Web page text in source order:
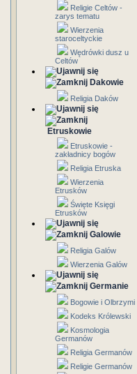
Religie Celtów -
zarys tematu
Wierzenia
staroceltyckie
Wędrówki dusz u
Celtów
Dakowie
Religia Daków
Etruskowie
Etruskowie -
zakładnicy bogów
Religia Etruska
Wierzenia
Etrusków
Święte Księgi
Etrusków
Galowie
Religia Galów
Wierzenia Galów
Germanie
Bogowie i Olbrzymi
Kodeks Królewski
Kosmologia
Germanów
Religia Germanów
Religie Germanów